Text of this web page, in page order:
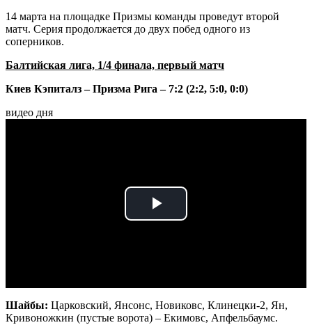
14 марта на площадке Призмы команды проведут второй
матч. Серия продолжается до двух побед одного из
соперников.
Балтийская лига, 1/4 финала, первый матч
Киев Кэпиталз – Призма Рига – 7:2 (2:2, 5:0, 0:0)
видео дня
Play
Шайбы: Царковский, Янсонс, Новиковс, Клинецки-2, Ян,
Кривоножкин (пустые ворота) – Екимовс, Апфельбаумс.